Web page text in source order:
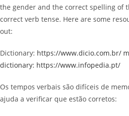
the gender and the correct spelling of
correct verb tense. Here are some
out:
Dictionary: https://www.dicio.com.br/
dictionary: https://www.infopedia.pt/
Os tempos verbais são difíceis de
ajuda a verificar que estão corretos: